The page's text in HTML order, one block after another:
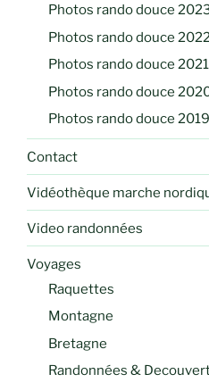
Photos rando douce
Photos rando douce 2022
Photos rando douce 2021
Photos rando douce
Photos rando douce 2019
Contact
Vidéothèque marche
Video randonnées
Voyages
Raquettes
Montagne
Bretagne
Randonnées &